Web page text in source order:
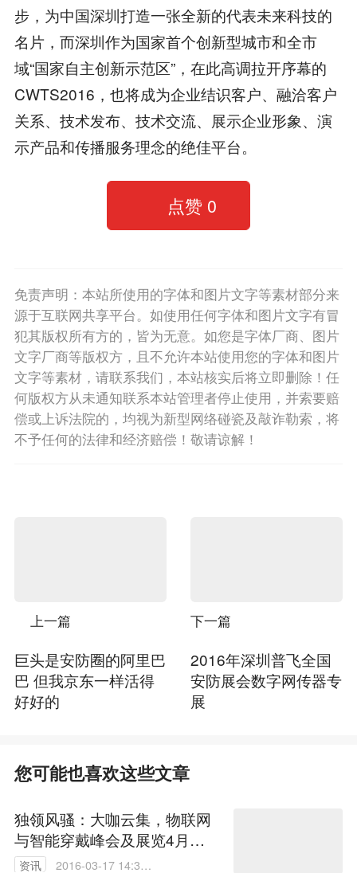
步，为中国深圳打造一张全新的代表未来科技的
名片，而深圳作为国家首个创新型城市和全市
域“国家自主创新示范区”，在此高调拉开序幕的
CWTS2016，也将成为企业结识客户、融洽客户
关系、技术发布、技术交流、展示企业形象、演
示产品和传播服务理念的绝佳平台。
点赞 0
免责声明：本站所使用的字体和图片文字等素材部分来
源于互联网共享平台。如使用任何字体和图片文字有冒
犯其版权所有方的，皆为无意。如您是字体厂商、图片
文字厂商等版权方，且不允许本站使用您的字体和图片
文字等素材，请联系我们，本站核实后将立即删除！任
何版权方从未通知联系本站管理者停止使用，并索要赔
偿或上诉法院的，均视为新型网络碰瓷及敲诈勒索，将
不予任何的法律和经济赔偿！敬请谅解！
上一篇
巨头是安防圈的阿里巴
巴 但我京东一样活得
好好的
下一篇
2016年深圳普飞全国
安防展会数字网传器专
展
您可能也喜欢这些文章
独领风骚：大咖云集，物联网
与智能穿戴峰会及展览4月举
行
资讯
2016-03-17 14:36: